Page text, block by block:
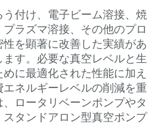
付け、電子ビーム溶接、焼
ラズマ溶接、その他のプロ
を顕著に改善した実績があ
す。必要な真空レベルと生
に最適化された性能に加え
ネルギーレベルの削減を重
ロータリベーンポンプやタ
タンドアロン型真空ポンプ